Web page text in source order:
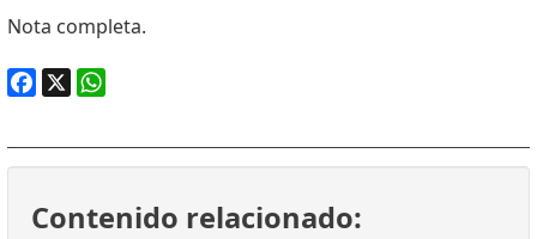
Nota completa.
Contenido relacionado: